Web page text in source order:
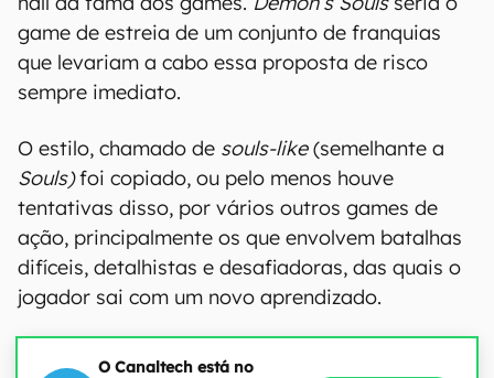
game de estreia de um conjunto de franquias
que levariam a cabo essa proposta de risco
sempre imediato.
O estilo, chamado de souls-like(semelhante a
Souls)foi copiado, ou pelo menos houve
tentativas disso, por vários outros games de
ação, principalmente os que envolvem batalhas
difíceis, detalhistas e desafiadoras, das quais o
jogador sai com um novo aprendizado.
O Canaltech está no